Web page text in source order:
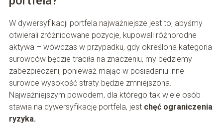
W dywersyfikacji portfela najważniejsze jest to, abyśmy
otwierali zróżnicowane pozycje, kupowali różnorodne
aktywa – wówczas w przypadku, gdy określona kategoria
surowców będzie traciła na znaczeniu, my będziemy
zabezpieczeni, ponieważ mając w posiadaniu inne
surowce wysokość straty będzie zmniejszona.
Najważniejszym powodem, dla którego tak wiele osób
stawia na dywersyfikację portfela, jest chęć ograniczenia
ryzyka.